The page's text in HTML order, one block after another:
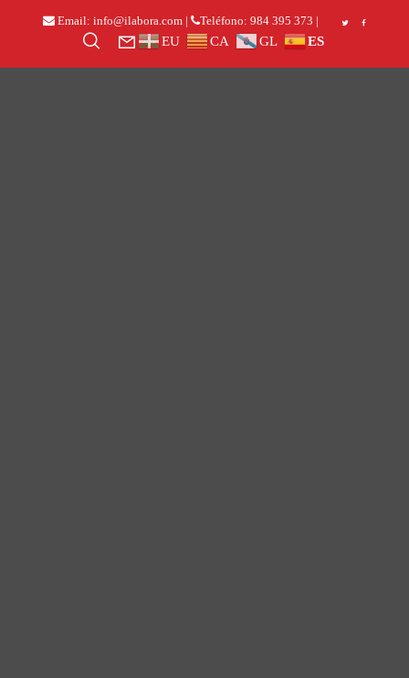
Email: info@ilabora.com | Teléfono: 984 395 373 |
EU CA GL ES